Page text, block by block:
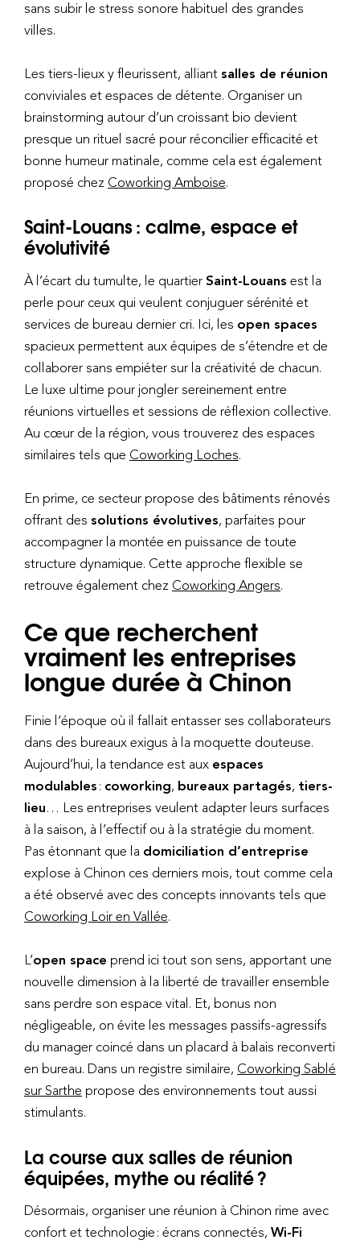
sans subir le stress sonore habituel des grandes
villes.
Les tiers-lieux y fleurissent, alliant salles de réunion
conviviales et espaces de détente. Organiser un
brainstorming autour d’un croissant bio devient
presque un rituel sacré pour réconcilier efficacité et
bonne humeur matinale, comme cela est également
proposé chez Coworking Amboise.
Saint-Louans : calme, espace et
évolutivité
À l’écart du tumulte, le quartier Saint-Louans est la
perle pour ceux qui veulent conjuguer sérénité et
services de bureau dernier cri. Ici, les open spaces
spacieux permettent aux équipes de s’étendre et de
collaborer sans empiéter sur la créativité de chacun.
Le luxe ultime pour jongler sereinement entre
réunions virtuelles et sessions de réflexion collective.
Au cœur de la région, vous trouverez des espaces
similaires tels que Coworking Loches.
En prime, ce secteur propose des bâtiments rénovés
offrant des solutions évolutives, parfaites pour
accompagner la montée en puissance de toute
structure dynamique. Cette approche flexible se
retrouve également chez Coworking Angers.
Ce que recherchent
vraiment les entreprises
longue durée à Chinon
Finie l’époque où il fallait entasser ses collaborateurs
dans des bureaux exigus à la moquette douteuse.
Aujourd’hui, la tendance est aux espaces
modulables : coworking, bureaux partagés, tiers-
lieu… Les entreprises veulent adapter leurs surfaces
à la saison, à l’effectif ou à la stratégie du moment.
Pas étonnant que la domiciliation d’entreprise
explose à Chinon ces derniers mois, tout comme cela
a été observé avec des concepts innovants tels que
Coworking Loir en Vallée.
L’open space prend ici tout son sens, apportant une
nouvelle dimension à la liberté de travailler ensemble
sans perdre son espace vital. Et, bonus non
négligeable, on évite les messages passifs-agressifs
du manager coincé dans un placard à balais reconverti
en bureau. Dans un registre similaire, Coworking Sablé
sur Sarthe propose des environnements tout aussi
stimulants.
La course aux salles de réunion
équipées, mythe ou réalité ?
Désormais, organiser une réunion à Chinon rime avec
confort et technologie : écrans connectés, Wi-Fi